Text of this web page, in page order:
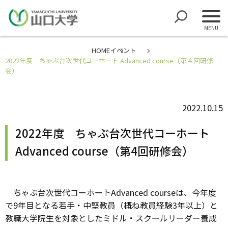
HOMEイベント
2022年度 ちゃぶ台次世代コーホート Advanced course（第４回研修
会）
2022.10.15
2022年度 ちゃぶ台次世代コーホート
Advanced course（第4回研修会）
ちゃぶ台次世代コーホートAdvanced courseは、今年度
で9年目となる若手・中堅教員（概ね教員経験3年以上）と
教職大学院生を対象としたミドル・スクールリーダー養成